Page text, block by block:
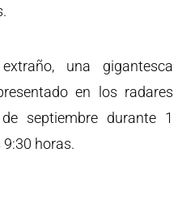
una gigantesca
en los radares
septiembre durante 1
horas.